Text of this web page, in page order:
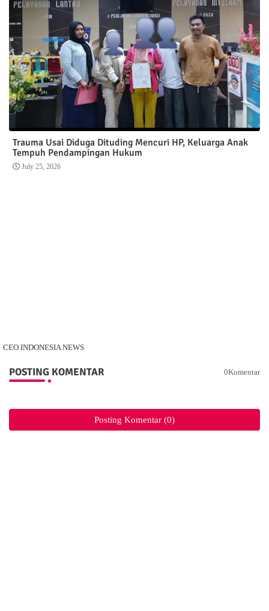
Trauma Usai Diduga Dituding Mencuri HP, Keluarga Anak
Tempuh Pendampingan Hukum
July 25, 2026
CEO INDONESIA NEWS
POSTING KOMENTAR 0Komentar
Posting Komentar (0)